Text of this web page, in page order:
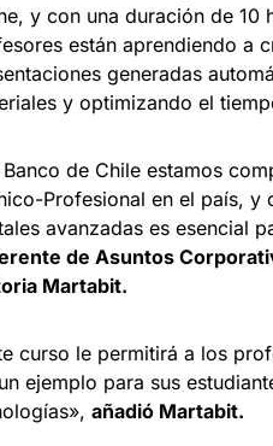
y con una duración de 10
están aprendiendo a
generadas
y optimizando el
Banco de Chile estamos
Profesional en el país, y
avanzadas es esencial
de Asuntos
Martabit.
curso le permitirá a los
ejemplo para sus
añadió Martabit.